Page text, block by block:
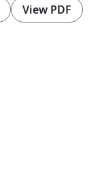
View PDF